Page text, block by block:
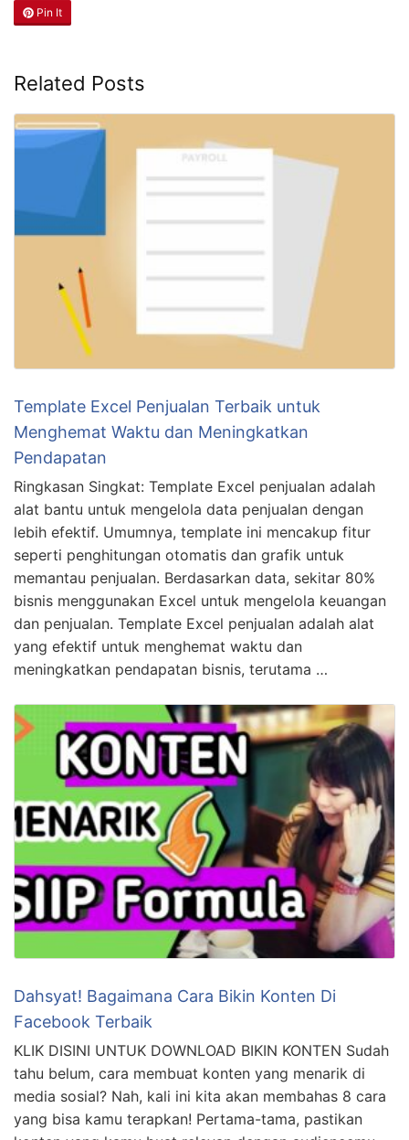
Pin It
Related Posts
Template Excel Penjualan Terbaik untuk
Menghemat Waktu dan Meningkatkan
Pendapatan
Ringkasan Singkat: Template Excel penjualan adalah
alat bantu untuk mengelola data penjualan dengan
lebih efektif. Umumnya, template ini mencakup fitur
seperti penghitungan otomatis dan grafik untuk
memantau penjualan. Berdasarkan data, sekitar 80%
bisnis menggunakan Excel untuk mengelola keuangan
dan penjualan. Template Excel penjualan adalah alat
yang efektif untuk menghemat waktu dan
meningkatkan pendapatan bisnis, terutama …
Dahsyat! Bagaimana Cara Bikin Konten Di
Facebook Terbaik
KLIK DISINI UNTUK DOWNLOAD BIKIN KONTEN Sudah
tahu belum, cara membuat konten yang menarik di
media sosial? Nah, kali ini kita akan membahas 8 cara
yang bisa kamu terapkan! Pertama-tama, pastikan